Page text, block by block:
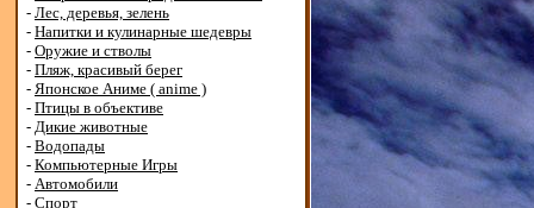
- Лес, деревья, зелень
- Напитки и кулинарные шедевры
- Оружие и стволы
- Пляж, красивый берег
- Японское Аниме ( anime )
- Птицы в объективе
- Дикие животные
- Водопады
- Компьютерные Игры
- Автомобили
- Спорт